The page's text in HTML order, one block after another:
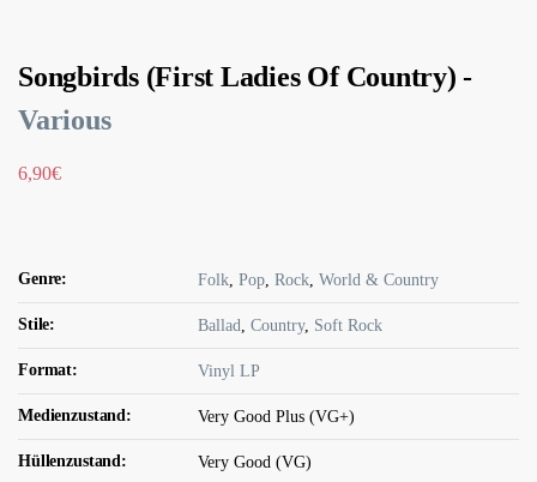
Songbirds (First Ladies Of Country) -
Various
6,90€
Genre: Folk, Pop, Rock, World & Country
Stile: Ballad, Country, Soft Rock
Format: Vinyl LP
Medienzustand: Very Good Plus (VG+)
Hüllenzustand: Very Good (VG)